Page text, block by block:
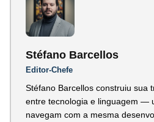
Stéfano Barcellos
Editor-Chefe
Stéfano Barcellos construiu sua
entre tecnologia e linguagem —
navegam com a mesma